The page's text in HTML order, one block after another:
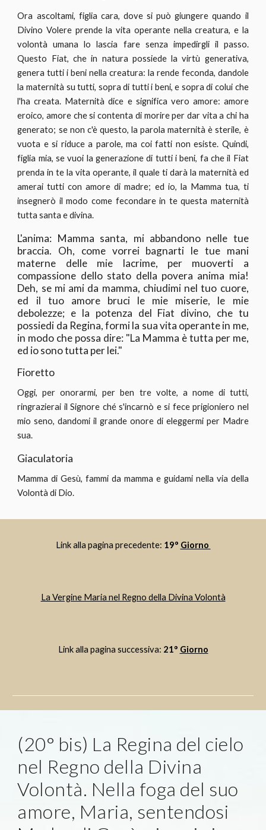
Ora ascoltami, figlia cara, dove si può giungere quando il
Divino Volere prende la vita operante nella creatura, e la
volontà umana lo lascia fare senza impedirgli il passo.
Questo Fiat, che in natura possiede la virtù generativa,
genera tutti i beni nella creatura: la rende feconda, dandole
la maternità su tutti, sopra di tutti i beni, e sopra di colui che
l'ha creata. Maternità dice e significa vero amore: amore
eroico, amore che si contenta di morire per dar vita a chi ha
generato; se non c'è questo, la parola maternità è sterile, è
vuota e si riduce a parole, ma coi fatti non esiste. Quindi,
figlia mia, se vuoi la generazione di tutti i beni, fa che il Fiat
prenda in te la vita operante, il quale ti darà la maternità ed
amerai tutti con amore di madre; ed io, la Mamma tua, ti
insegnerò il modo come fecondare in te questa maternità
tutta santa e divina.
L'anima: Mamma santa, mi abbandono nelle tue
braccia. Oh, come vorrei bagnarti le tue mani
materne delle mie lacrime, per muoverti a
compassione dello stato della povera anima mia!
Deh, se mi ami da mamma, chiudimi nel tuo cuore,
ed il tuo amore bruci le mie miserie, le mie
debolezze; e la potenza del Fiat divino, che tu
possiedi da Regina, formi la sua vita operante in me,
in modo che possa dire: "La Mamma è tutta per me,
ed io sono tutta per lei."
Fioretto
Oggi, per onorarmi, per ben tre volte, a nome di tutti,
ringrazierai il Signore ché s'incarnò e si fece prigioniero nel
mio seno, dandomi il grande onore di eleggermi per Madre
sua.
Giaculatoria
Mamma di Gesù, fammi da mamma e guidami nella via della
Volontà di Dio.
Link alla pagina precedente: 19° Giorno
La Vergine Maria nel Regno della Divina Volontà
Link alla pagina successiva: 21° Giorno
(20° bis) La Regina del cielo
nel Regno della Divina
Volontà. Nella foga del suo
amore, Maria, sentendosi